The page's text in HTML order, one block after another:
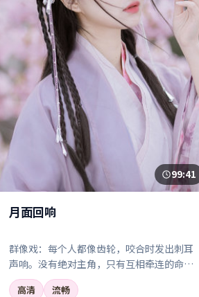
99:41
月面回响
群像戏：每个人都像齿轮，咬合时发出刺耳
声响。没有绝对主角，只有互相牵连的命
运。
高清
流畅